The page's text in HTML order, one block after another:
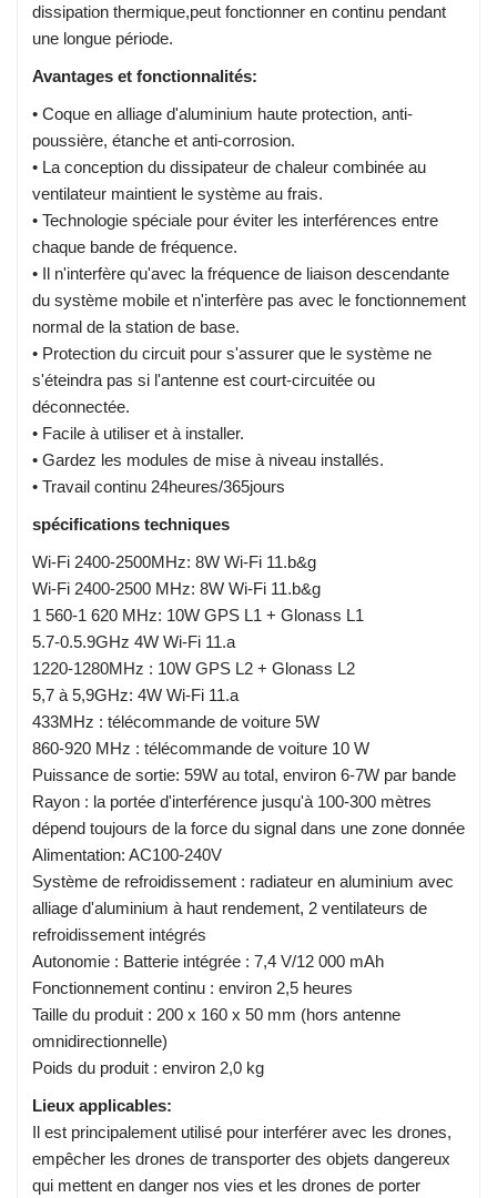
dissipation thermique,peut fonctionner en continu pendant
une longue période.
Avantages et fonctionnalités:
• Coque en alliage d'aluminium haute protection, anti-
poussière, étanche et anti-corrosion.
• La conception du dissipateur de chaleur combinée au
ventilateur maintient le système au frais.
• Technologie spéciale pour éviter les interférences entre
chaque bande de fréquence.
• Il n'interfère qu'avec la fréquence de liaison descendante
du système mobile et n'interfère pas avec le fonctionnement
normal de la station de base.
• Protection du circuit pour s'assurer que le système ne
s'éteindra pas si l'antenne est court-circuitée ou
déconnectée.
• Facile à utiliser et à installer.
• Gardez les modules de mise à niveau installés.
• Travail continu 24heures/365jours
spécifications techniques
Wi-Fi 2400-2500MHz: 8W Wi-Fi 11.b&g
Wi-Fi 2400-2500 MHz: 8W Wi-Fi 11.b&g
1 560-1 620 MHz: 10W GPS L1 + Glonass L1
5.7-0.5.9GHz 4W Wi-Fi 11.a
1220-1280MHz : 10W GPS L2 + Glonass L2
5,7 à 5,9GHz: 4W Wi-Fi 11.a
433MHz : télécommande de voiture 5W
860-920 MHz : télécommande de voiture 10 W
Puissance de sortie: 59W au total, environ 6-7W par bande
Rayon : la portée d'interférence jusqu'à 100-300 mètres
dépend toujours de la force du signal dans une zone donnée
Alimentation: AC100-240V
Système de refroidissement : radiateur en aluminium avec
alliage d'aluminium à haut rendement, 2 ventilateurs de
refroidissement intégrés
Autonomie : Batterie intégrée : 7,4 V/12 000 mAh
Fonctionnement continu : environ 2,5 heures
Taille du produit : 200 x 160 x 50 mm (hors antenne
omnidirectionnelle)
Poids du produit : environ 2,0 kg
Lieux applicables:
Il est principalement utilisé pour interférer avec les drones,
empêcher les drones de transporter des objets dangereux
qui mettent en danger nos vies et les drones de porter